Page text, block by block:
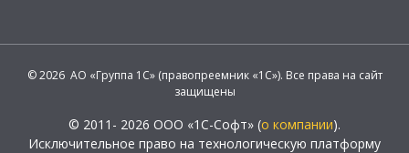
© 2026 АО «Группа 1С» (правопреемник «1С»). Все права на сайт
защищены
© 2011- 2026 ООО «1С-Софт» (о компании).
Исключительное право на технологическую платформу